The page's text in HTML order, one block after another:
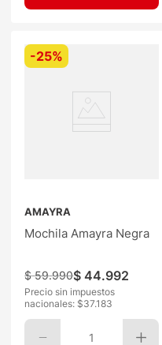
-25%
AMAYRA
Mochila Amayra Negra
$ 59.990$ 44.992
Precio sin impuestos
nacionales: $37.183
1